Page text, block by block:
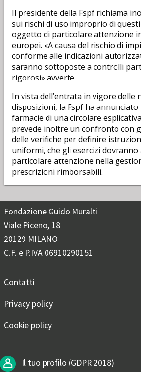
Il presidente della Fspf richiama
sui rischi di uso improprio di
oggetto di particolare attenzione
europei. «A causa del rischio di
conforme alle indicazioni
saranno sottoposte a controlli
rigorosi» avverte.
In vista dell’entrata in vigore delle
disposizioni, la Fspf ha
farmacie di una circolare
prevede inoltre un confronto con
delle verifiche per definire
uniformi, che gli esercizi dovranno
particolare attenzione nella
prescrizioni rimborsabili.
Fondazione Guido Muralti
Viale Piceno, 18
20129 MILANO
C.F. e P.IVA 06910290151
Contatti
Privacy policy
Cookie policy
Il tuo profilo (GDPR 2018)